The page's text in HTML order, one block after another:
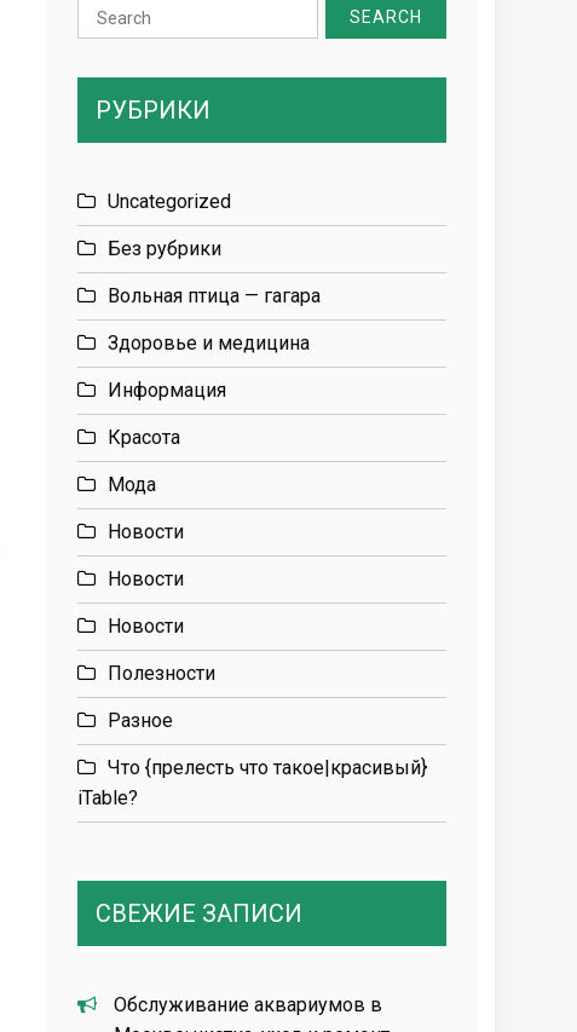
Search
for:
РУБРИКИ
Uncategorized
Без рубрики
Вольная птица — гагара
Здоровье и медицина
Информация
Красота
Мода
Новости
Новости
Новости
Полезности
Разное
Что {прелесть что такое|красивый}
iTable?
СВЕЖИЕ ЗАПИСИ
Обслуживание аквариумов в